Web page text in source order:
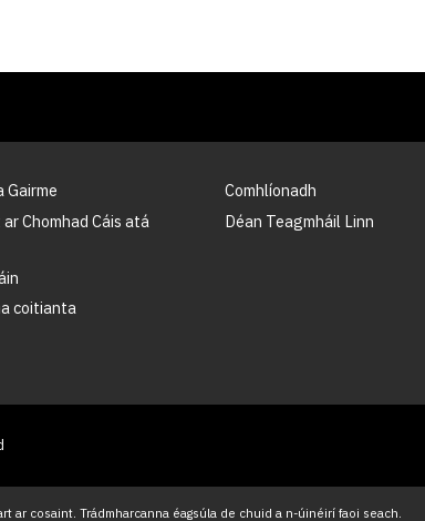
Gairme
Chomhad Cáis atá
coitianta
Comhlíonadh
Déan Teagmháil Linn
ar cosaint. Trádmharcanna éagsúla de chuid a n-úinéirí faoi seach.